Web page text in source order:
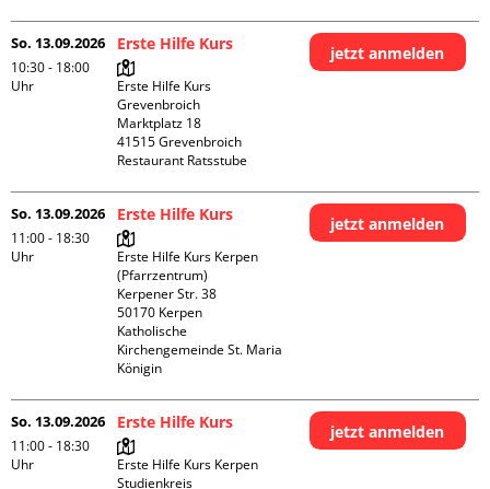
So. 13.09.2026
10:30 - 18:00
Uhr
Erste Hilfe Kurs
Erste Hilfe Kurs
Grevenbroich
Marktplatz 18
41515 Grevenbroich
Restaurant Ratsstube
jetzt anmelden
So. 13.09.2026
11:00 - 18:30
Uhr
Erste Hilfe Kurs
Erste Hilfe Kurs Kerpen
(Pfarrzentrum)
Kerpener Str. 38
50170 Kerpen
Katholische
Kirchengemeinde St. Maria
Königin
jetzt anmelden
So. 13.09.2026
11:00 - 18:30
Uhr
Erste Hilfe Kurs
Erste Hilfe Kurs Kerpen
Studienkreis
jetzt anmelden